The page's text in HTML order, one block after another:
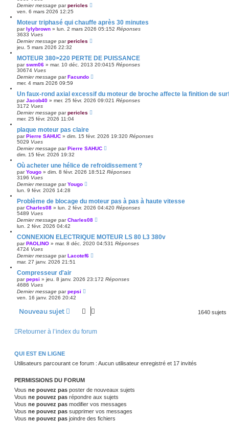
Dernier message parpericles
ven. 6 mars 2026 12:25
Moteur triphasé qui chauffe après 30 minutes
parlylybrown » lun. 2 mars 2026 05:152 Réponses
3633 Vues
Dernier message parpericles
jeu. 5 mars 2026 22:32
MOTEUR 380>220 PERTE DE PUISSANCE
parswm06 » mar. 10 déc. 2013 20:0415 Réponses
30674 Vues
Dernier message parFacundo
mer. 4 mars 2026 09:59
Un faux-rond axial excessif du moteur de broche affecte la finition de
parJacob40 » mer. 25 févr. 2026 09:021 Réponses
3172 Vues
Dernier message parpericles
mer. 25 févr. 2026 11:04
plaque moteur pas claire
parPierre SAHUC » dim. 15 févr. 2026 19:320 Réponses
5029 Vues
Dernier message parPierre SAHUC
dim. 15 févr. 2026 19:32
Où acheter une hélice de refroidissement ?
parYougo » dim. 8 févr. 2026 18:512 Réponses
3196 Vues
Dernier message parYougo
lun. 9 févr. 2026 14:28
Problème de blocage du moteur pas à pas à haute vitesse
parCharles08 » lun. 2 févr. 2026 04:420 Réponses
5489 Vues
Dernier message parCharles08
lun. 2 févr. 2026 04:42
CONNEXION ELECTRIQUE MOTEUR LS 80 L3 380v
parPAOLINO » mar. 8 déc. 2020 04:531 Réponses
4724 Vues
Dernier message parLacotef6
mar. 27 janv. 2026 21:51
Compresseur d'air
parpepsi » jeu. 8 janv. 2026 23:172 Réponses
4686 Vues
Dernier message parpepsi
ven. 16 janv. 2026 20:42
Nouveau sujet 1640 sujets
Retourner à l’index du forum
QUI EST EN LIGNE
Utilisateurs parcourant ce forum : Aucun utilisateur enregistré et 17 invités
PERMISSIONS DU FORUM
Vous ne pouvez pas poster de nouveaux sujets
Vous ne pouvez pas répondre aux sujets
Vous ne pouvez pas modifier vos messages
Vous ne pouvez pas supprimer vos messages
Vous ne pouvez pas joindre des fichiers